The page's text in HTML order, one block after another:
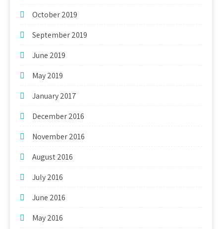
October 2019
September 2019
June 2019
May 2019
January 2017
December 2016
November 2016
August 2016
July 2016
June 2016
May 2016